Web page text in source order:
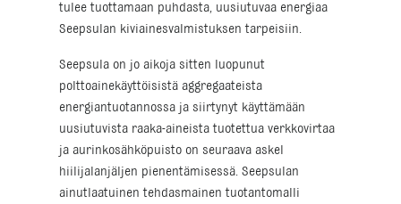
tulee tuottamaan puhdasta, uusiutuvaa energiaa
Seepsulan kiviainesvalmistuksen tarpeisiin.
Seepsula on jo aikoja sitten luopunut
polttoainekäyttöisistä aggregaateista
energiantuotannossa ja siirtynyt käyttämään
uusiutuvista raaka-aineista tuotettua verkkovirtaa
ja aurinkosähköpuisto on seuraava askel
hiilijalanjäljen pienentämisessä. Seepsulan
ainutlaatuinen tehdasmainen tuotantomalli